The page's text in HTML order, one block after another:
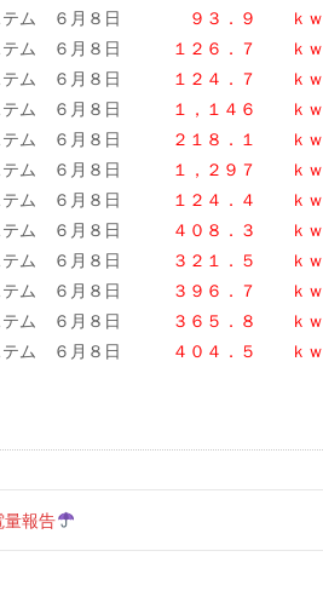
ム ６月８日
９３．９ ｋｗ
ム ６月８日
１２６．７ ｋｗ
ム ６月８日
１２４．７ ｋｗ
テム ６月８日
１，１４６ ｋｗ
ム ６月８日
２１８．１ ｋｗ
ステム ６月８日
１，２９７ ｋｗ
ム ６月８日
１２４．４ ｋｗ
ム ６月８日
４０８．３ ｋｗ
ム ６月８日
３２１．５ ｋｗ
テム ６月８日
３９６．７ ｋｗ
ム ６月８日
３６５．８ ｋｗ
ム ６月８日
４０４．５ ｋｗ
量報告